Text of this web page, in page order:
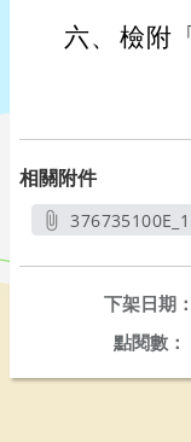
六、 檢附
相關附件
下架日期：
點閱數：